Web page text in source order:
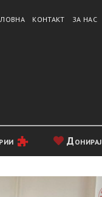
КОНТАКТ ЗА НАС
Донирај